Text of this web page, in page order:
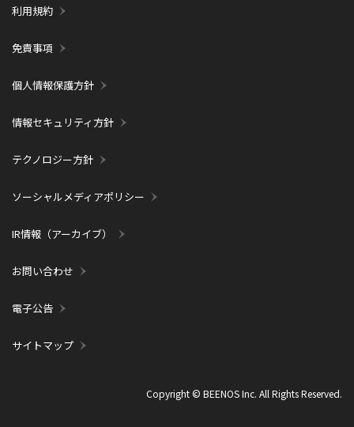
利用規約
免責事項
個人情報保護方針
情報セキュリティ方針
テクノロジー方針
ソーシャルメディアポリシー
IR情報（アーカイブ）
お問い合わせ
電子公告
サイトマップ
Copyright © BEENOS Inc. All Rights Reserved.